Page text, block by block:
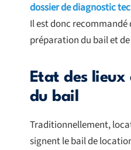
dossier de diagnostic
Il est donc recommandé
préparation du bail et de
Etat des
du bail
Traditionnellement,
signent le bail de